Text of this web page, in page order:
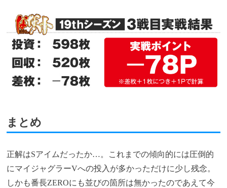
まとめ
正解はSアイムだったか…。これまでの傾向的には圧倒的
にマイジャグラーVへの投入が多かっただけに少し残念。
しかも番長ZEROにも並びの箇所は無かったのであえて今